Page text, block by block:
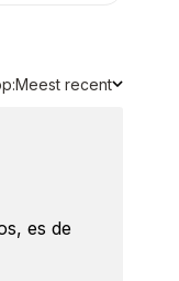
Sorteren
Meest recent
es de